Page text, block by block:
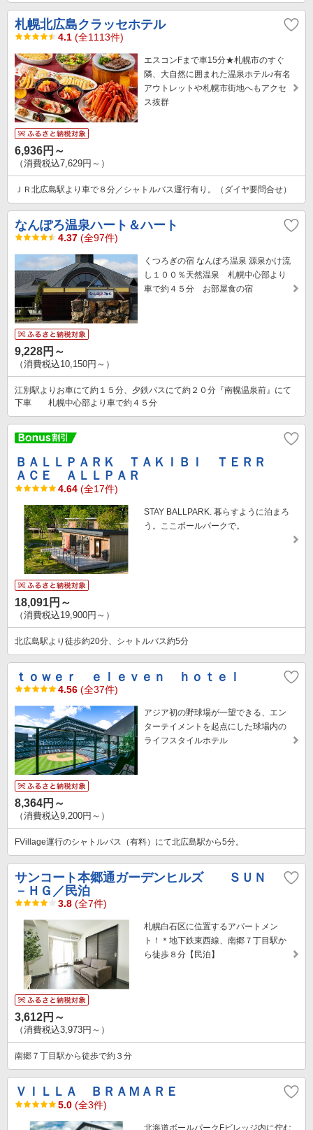
札幌北広島クラッセホテル
4.1 (全1113件)
エスコンFまで車15分★札幌市のすぐ
隣、大自然に囲まれた温泉ホテル♪有名
アウトレットや札幌市街地へもアクセ
ス抜群
6,936円～
（消費税込7,629円～）
ＪＲ北広島駅より車で８分／シャトルバス運行有り。（ダイヤ要問合せ）
なんぽろ温泉ハート＆ハート
4.37 (全97件)
くつろぎの宿 なんぽろ温泉 源泉かけ流
し１００％天然温泉 札幌中心部より
車で約４５分 お部屋食の宿
9,228円～
（消費税込10,150円～）
江別駅よりお車にて約１５分、夕鉄バスにて約２０分『南幌温泉前』にて
下車 札幌中心部より車で約４５分
ＢＡＬＬＰＡＲＫ ＴＡＫＩＢＩ ＴＥＲＲ
ＡＣＥ ＡＬＬＰＡＲ
4.64 (全17件)
STAY BALLPARK. 暮らすように泊まろ
う。ここボールパークで。
18,091円～
（消費税込19,900円～）
北広島駅より徒歩約20分、シャトルバス約5分
ｔｏｗｅｒ ｅｌｅｖｅｎ ｈｏｔｅｌ
4.56 (全37件)
アジア初の野球場が一望できる、エン
ターテイメントを起点にした球場内の
ライフスタイルホテル
8,364円～
（消費税込9,200円～）
FVillage運行のシャトルバス（有料）にて北広島駅から5分。
サンコート本郷通ガーデンヒルズ ＳＵＮ
－ＨＧ／民泊
3.8 (全7件)
札幌白石区に位置するアパートメン
ト！＊地下鉄東西線、南郷７丁目駅か
ら徒歩８分【民泊】
3,612円～
（消費税込3,973円～）
南郷７丁目駅から徒歩で約３分
ＶＩＬＬＡ ＢＲＡＭＡＲＥ
5.0 (全3件)
北海道ボールパークFビレッジ内に佇む